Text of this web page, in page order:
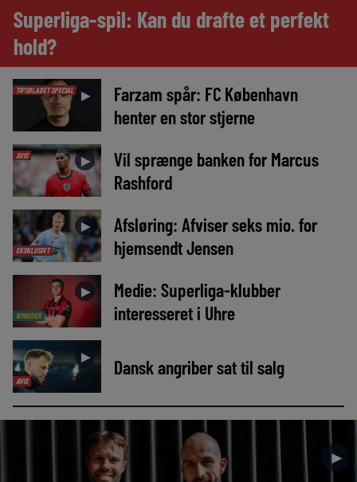
Superliga-spil: Kan du drafte et perfekt
hold?
TIPSBLADET SPECIAL ►
Farzam spår: FC København
henter en stor stjerne
AVIS ►
Vil sprænge banken for Marcus
Rashford
EKSKLUSIVT
►
Afsløring: Afviser seks mio. for
hjemsendt Jensen
NYHEDER
►
Medie: Superliga-klubber
interesseret i Uhre
AVIS
► Dansk angriber sat til salg
►